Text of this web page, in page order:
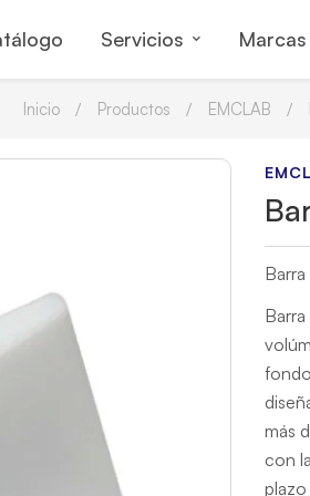
Servicios Marcas
Inicio Productos EMCLAB
más
con